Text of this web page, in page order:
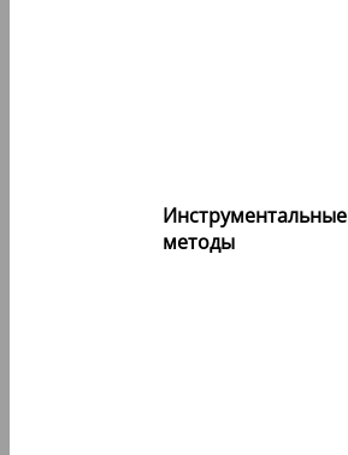
Инструментальные
методы